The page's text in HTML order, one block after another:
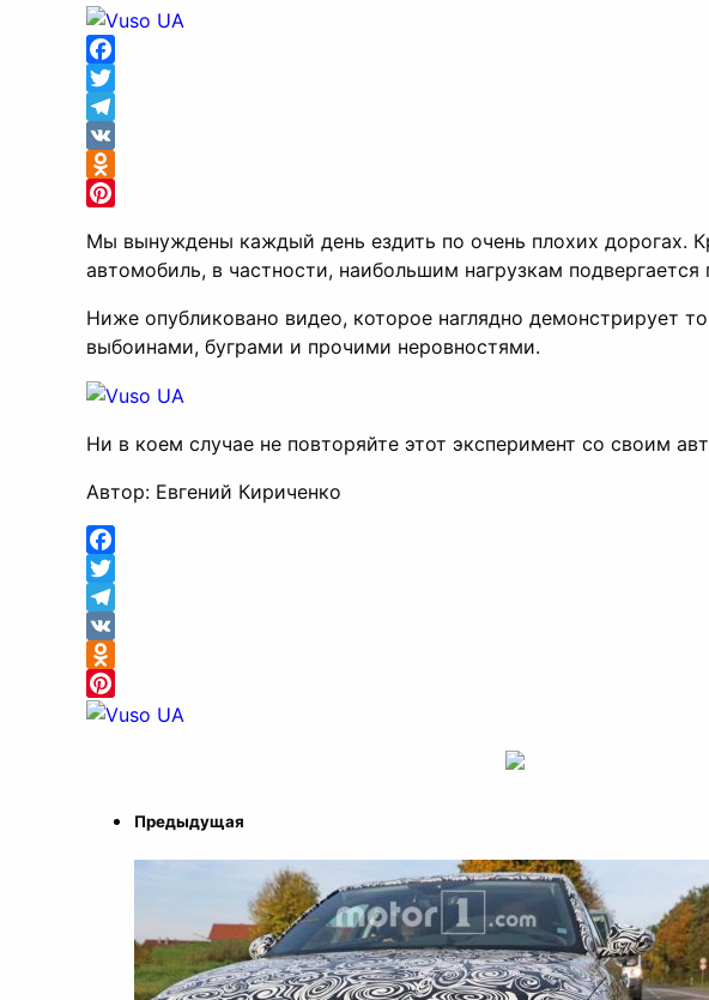
Facebook
Twitter
Telegram
VK
Odnoklassniki
Мы вынуждены каждый день ездить по очень плохих дорогах.
автомобиль, в частности, наибольшим нагрузкам подвергается
Ниже опубликовано видео, которое наглядно демонстрирует
выбоинами, буграми и прочими неровностями.
Ни в коем случае не повторяйте этот эксперимент со своим
Автор: Евгений Кириченко
Facebook
Twitter
Telegram
VK
Odnoklassniki
Pinterest
Предыдущая